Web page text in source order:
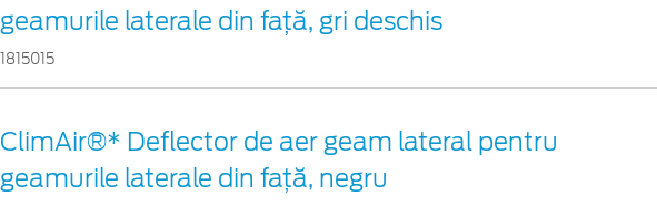
geamurile laterale din faţă, gri deschis
1815015
ClimAir®* Deflector de aer geam lateral pentru
geamurile laterale din faţă, negru